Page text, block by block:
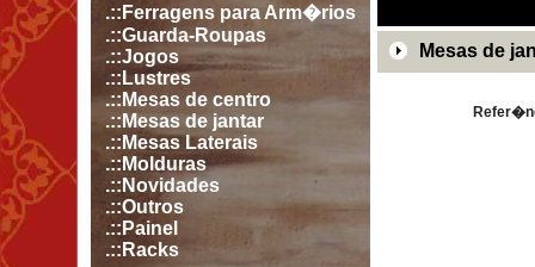
.::Ferragens para Arm�rios
.::Guarda-Roupas
.::Jogos
.::Lustres
.::Mesas de centro
.::Mesas de jantar
.::Mesas Laterais
.::Molduras
.::Novidades
.::Outros
.::Painel
.::Racks
Mesas de